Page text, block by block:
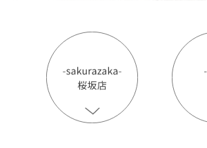
こちらから予約がで
桜坂店 原